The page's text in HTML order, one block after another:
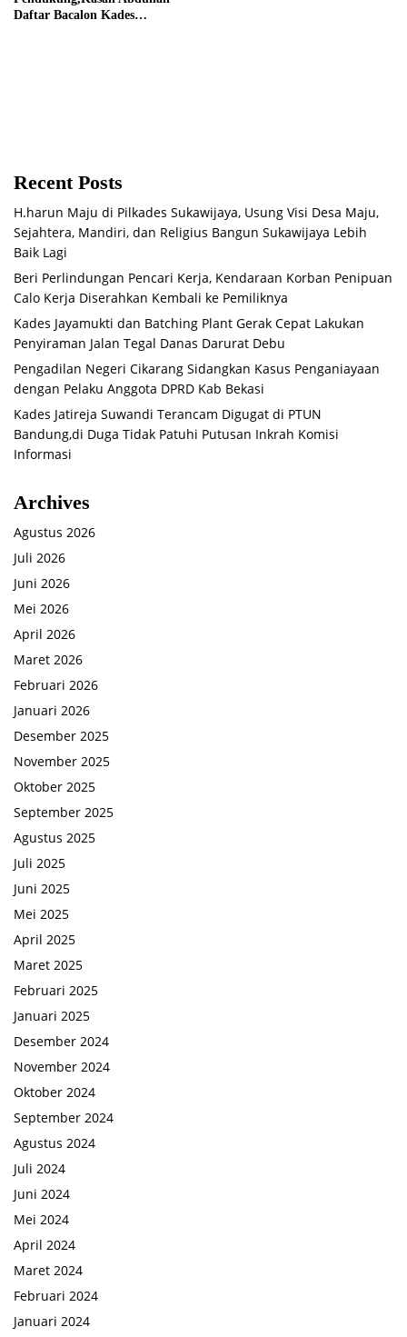
Daftar Bacalon Kades
Recent Posts
H.harun Maju di Pilkades Sukawijaya, Usung Visi Desa Maju,
Sejahtera, Mandiri, dan Religius Bangun Sukawijaya Lebih
Baik Lagi
Beri Perlindungan Pencari Kerja, Kendaraan Korban Penipuan
Calo Kerja Diserahkan Kembali ke Pemiliknya
Kades Jayamukti dan Batching Plant Gerak Cepat Lakukan
Penyiraman Jalan Tegal Danas Darurat Debu
Pengadilan Negeri Cikarang Sidangkan Kasus Penganiayaan
dengan Pelaku Anggota DPRD Kab Bekasi
Kades Jatireja Suwandi Terancam Digugat di PTUN
Bandung,di Duga Tidak Patuhi Putusan Inkrah Komisi
Informasi
Archives
Agustus 2026
Juli 2026
Juni 2026
Mei 2026
April 2026
Maret 2026
Februari 2026
Januari 2026
Desember 2025
November 2025
Oktober 2025
September 2025
Agustus 2025
Juli 2025
Juni 2025
Mei 2025
April 2025
Maret 2025
Februari 2025
Januari 2025
Desember 2024
November 2024
Oktober 2024
September 2024
Agustus 2024
Juli 2024
Juni 2024
Mei 2024
April 2024
Maret 2024
Februari 2024
Januari 2024